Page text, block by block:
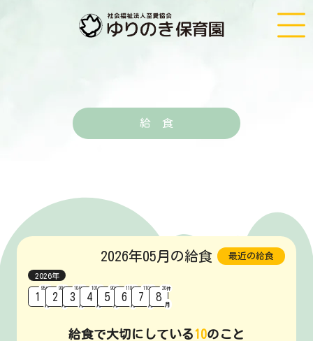
給 食
最近の給食
2026年05月の給食
2026年
1
95件
2
90件
3
104件
4
101件
5
90件
6
110件
7
110件
8
20件
給食で大切にしている10のこと